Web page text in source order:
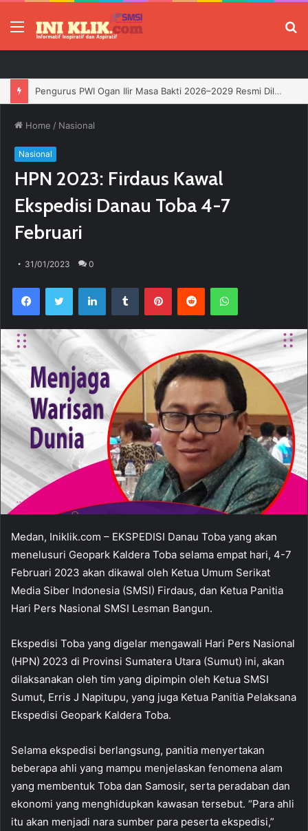
Menu
Jelang HUT RI, 3 Sumur Infill Baru di Zona 4 Dukung Kedaulatan Energi
Home / Nasional
Nasional
HPN 2023: Firdaus Kawal
Ekspedisi Danau Toba 4-7
Februari
31/01/2023 0
Medan, Iniklik.com – EKSPEDISI Danau Toba yang akan
menelusuri Geopark Kaldera Toba selama empat hari, 4-7
Februari 2023 akan dikawal oleh Ketua Umum Serikat
Media Siber Indonesia (SMSI) Firdaus, dan Ketua Panitia
Hari Pers Nasional SMSI Lesman Bangun.
Ekspedisi Toba yang digelar mengawali Hari Pers Nasional
(HPN) 2023 di Provinsi Sumatera Utara (Sumut) ini, akan
dilaksanakan oleh tim yang dipimpin oleh Ketua SMSI
Sumut, Erris J Napitupu, yang juga Ketua Panitia Pelaksana
Ekspedisi Geopark Kaldera Toba.
Selama ekspedisi berlangsung, panitia menyertakan
beberapa ahli yang mampu menjelaskan fenomena alam
yang membentuk Toba dan Samosir, serta peradaban dan
ekonomi yang menghidupkan kawasan tersebut. “Para ahli
itu akan menjadi nara sumber para peserta ekspedisi,”